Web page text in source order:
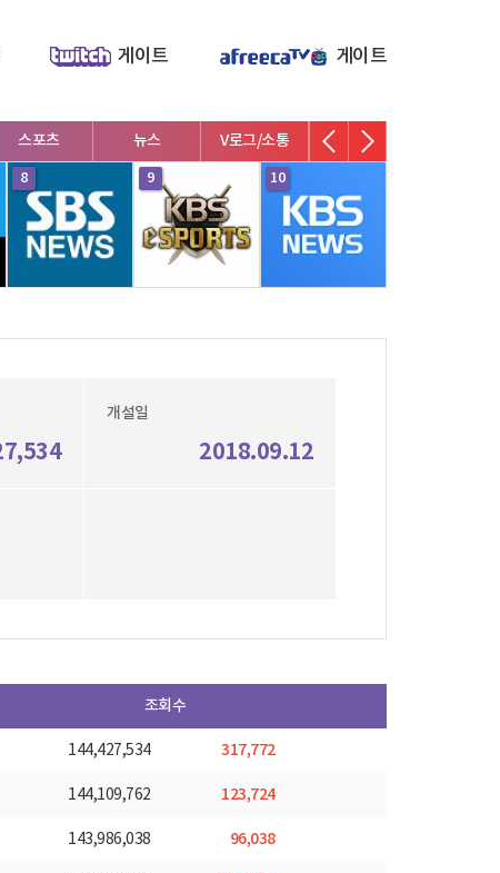
게이트 게이트
스포츠 뉴스 V로그/소통 영화/뮤지컬
8 9 10
개설일
2018.09.12
조회수
144,427,534 317,772
144,109,762 123,724
143,986,038 96,038